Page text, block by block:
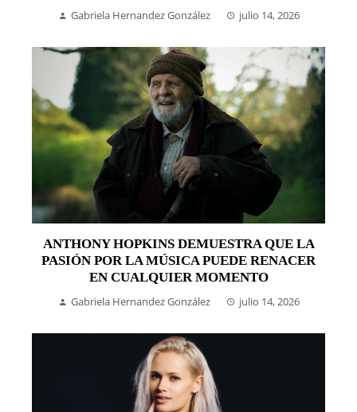
Gabriela Hernandez González julio 14, 2026
ANTHONY HOPKINS DEMUESTRA QUE LA
PASIÓN POR LA MÚSICA PUEDE RENACER
EN CUALQUIER MOMENTO
Gabriela Hernandez González julio 14, 2026